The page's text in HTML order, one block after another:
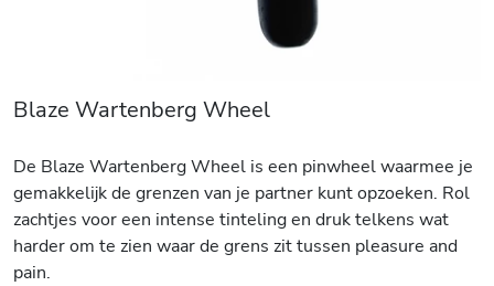
Blaze Wartenberg Wheel
De Blaze Wartenberg Wheel is een pinwheel waarmee je
gemakkelijk de grenzen van je partner kunt opzoeken. Rol
zachtjes voor een intense tinteling en druk telkens wat
harder om te zien waar de grens zit tussen pleasure and
pain.